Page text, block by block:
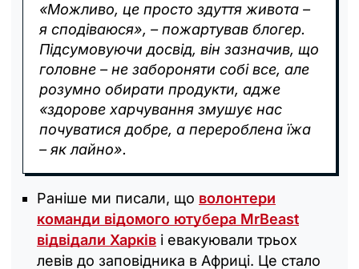
«‎Можливо, це просто здуття живота –
я сподіваюся», – пожартував блогер.
Підсумовуючи досвід, він зазначив, що
головне – не забороняти собі все, але
розумно обирати продукти, адже
«‎здорове харчування змушує нас
почуватися добре, а перероблена їжа
– як лайно».
Раніше ми писали, що волонтери
команди відомого ютубера MrBeast
відвідали Харків і евакуювали трьох
левів до заповідника в Африці. Це стало